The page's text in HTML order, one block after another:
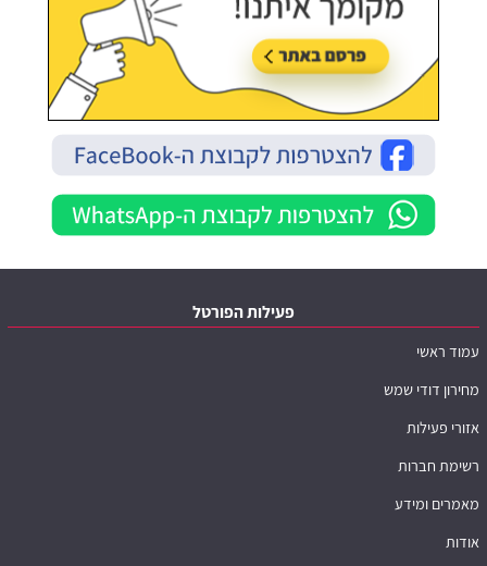
פעילות הפורטל
עמוד ראשי
מחירון דודי שמש
אזורי פעילות
רשימת חברות
מאמרים ומידע
אודות